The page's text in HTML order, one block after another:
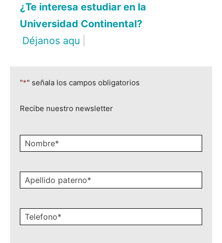
¿Te interesa estudiar en la
Universidad Continental?
Déjanos aquí tus datos
"*" señala los campos obligatorios
Recibe nuestro newsletter
Nombre*
Apellido
paterno*
Celular*